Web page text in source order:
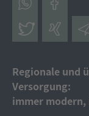
Regionale und
Versorgung:
immer